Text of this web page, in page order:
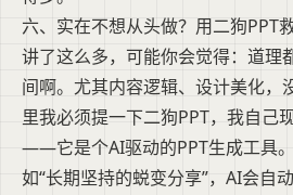
六、实在不想从头做？用二狗PPT
讲了这么多，可能你会觉得：道理
间啊。尤其内容逻辑、设计美化，
里我必须提一下二狗PPT，我自己
——它是个AI驱动的PPT生成工具
如“长期坚持的蜕变分享”，AI会自